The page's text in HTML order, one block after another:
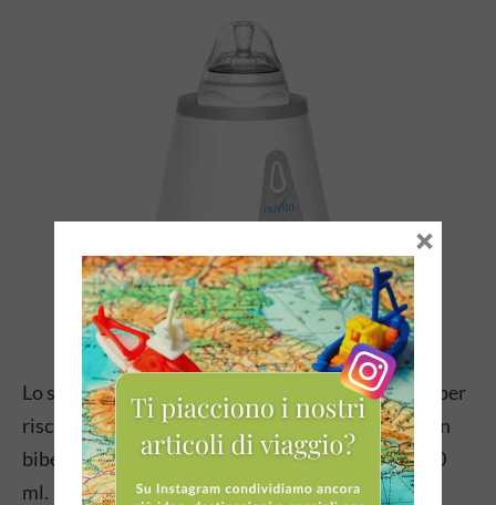
Lo scaldabiberon è un accessorio auto utilissimo per
riscaldare il biberon nell’auto. Solo 5 minuti per un
biberon da 120/150 ml e 10 minuti per uno da 240
ml.
×